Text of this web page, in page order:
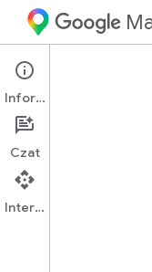
Web Services
Przewodniki
Informacje
Czat
Interfejs API